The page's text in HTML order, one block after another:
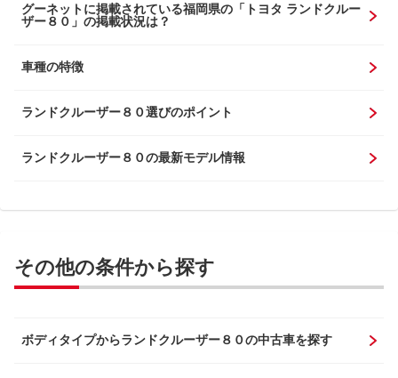
グーネットに掲載されている福岡県の「トヨタ ランドクルー
ザー８０」の掲載状況は？
車種の特徴
ランドクルーザー８０選びのポイント
ランドクルーザー８０の最新モデル情報
その他の条件から探す
ボディタイプからランドクルーザー８０の中古車を探す